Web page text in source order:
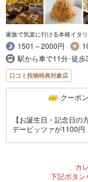
家族で気楽に行ける本格イタ
1501～2000円
駅から車で11分･徒歩
口コミ投稿特典対象店
クーポン
【お誕生日・記念日
デーピッツァが1100円
カ
下記ボタン